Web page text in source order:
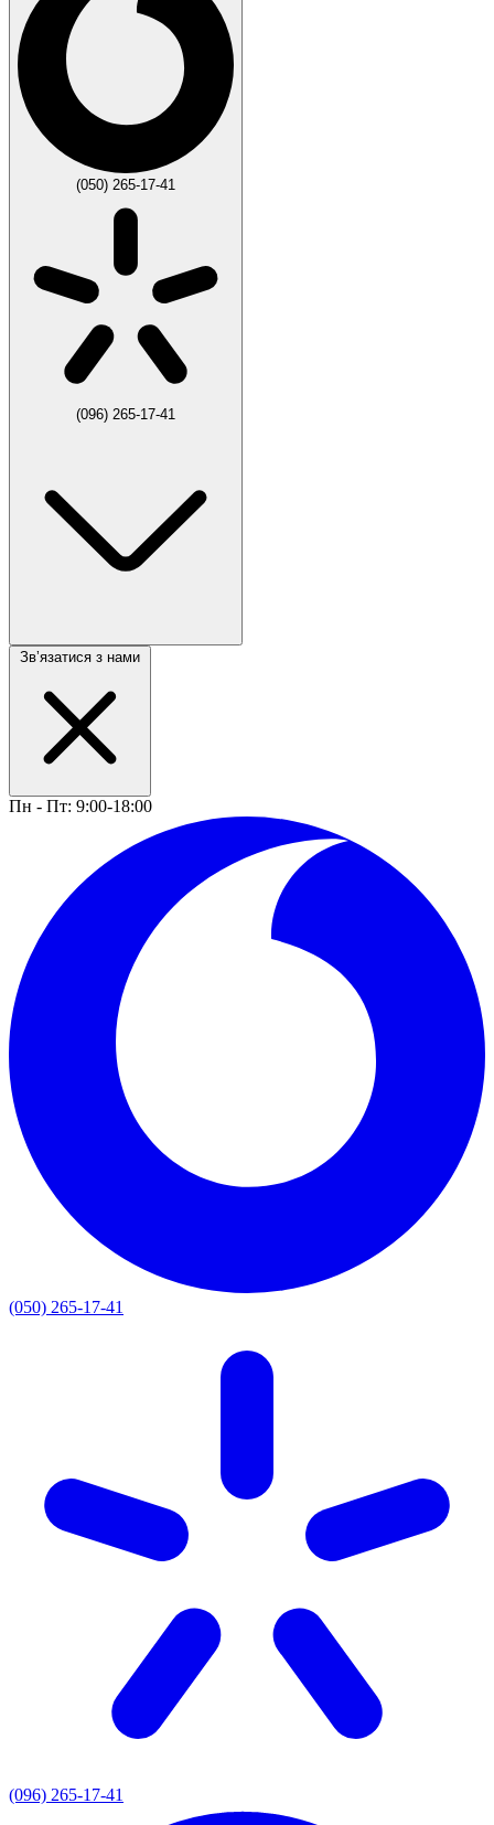
(050) 265-17-41
(096) 265-17-41
Звʼязатися з нами
Пн - Пт: 9:00-18:00
(050) 265-17-41
(096) 265-17-41